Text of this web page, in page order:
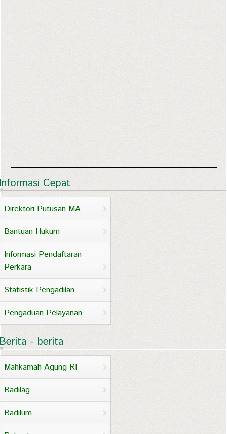
Cepat
Direktori Putusan MA
Bantuan Hukum
Informasi Pendaftaran
Perkara
Statistik Pengadilan
Pengaduan Pelayanan
- berita
Mahkamah Agung RI
Badilag
Badilum